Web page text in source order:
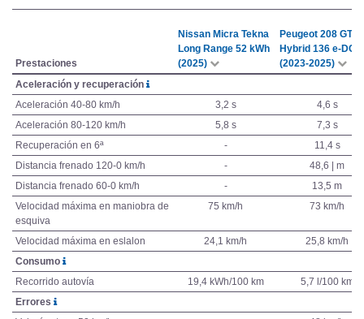
Prestaciones
Nissan Micra Tekna
Long Range 52 kWh
(2025)
Peugeot 208 GT
Hybrid 136 e-
(2023-2025)
Aceleración y recuperación
Aceleración 40-80 km/h
3,2 s
4,6 s
Aceleración 80-120 km/h
5,8 s
7,3 s
Recuperación en 6ª
-
11,4 s
Distancia frenado 120-0 km/h
-
48,6 | m
Distancia frenado 60-0 km/h
-
13,5 m
Velocidad máxima en maniobra de
esquiva
75 km/h 73 km/h
Velocidad máxima en eslalon 24,1 km/h
25,8 km/h
Consumo
Recorrido autovía
19,4 kWh/100 km
5,7 l/100 km
Errores